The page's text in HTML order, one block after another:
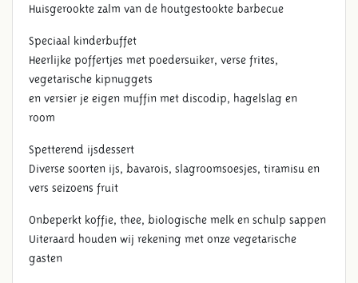
VADERDAGBRUNCH
Huisgerookte zalm van de houtgestookte barbecue
Speciaal kinderbuffet
Heerlijke poffertjes met poedersuiker, verse frites,
vegetarische kipnuggets
en versier je eigen muffin met discodip, hagelslag en
room
Spetterend ijsdessert
Diverse soorten ijs, bavarois, slagroomsoesjes, tiramisu en
vers seizoens fruit
Onbeperkt koffie, thee, biologische melk en schulp sappen
Uiteraard houden wij rekening met onze vegetarische
gasten